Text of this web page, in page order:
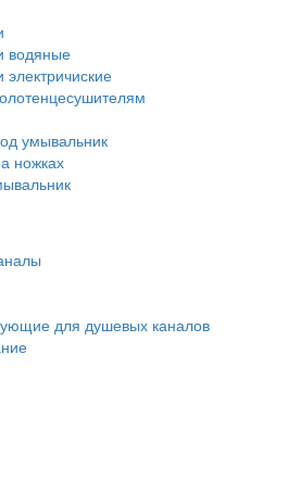
водяные
умывальник
ножках
для душевых каналов